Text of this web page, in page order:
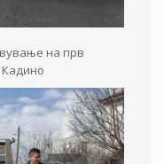
на прв
Кадино